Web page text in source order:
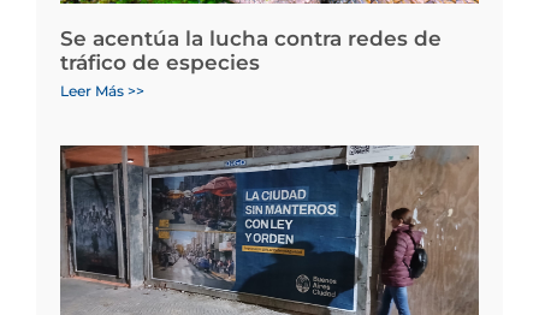
Se acentúa la lucha contra redes de
tráfico de especies
Leer Más >>